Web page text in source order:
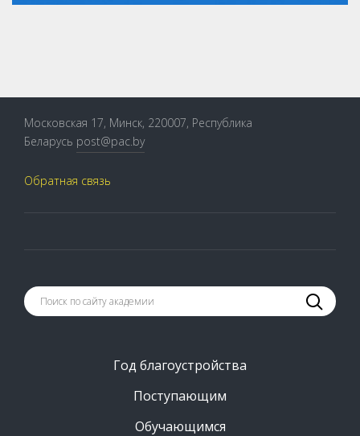
Московская 17, Минск, 220007, Республика
Беларусь post@pac.by
Обратная связь
Год благоустройства
Поступающим
Обучающимся